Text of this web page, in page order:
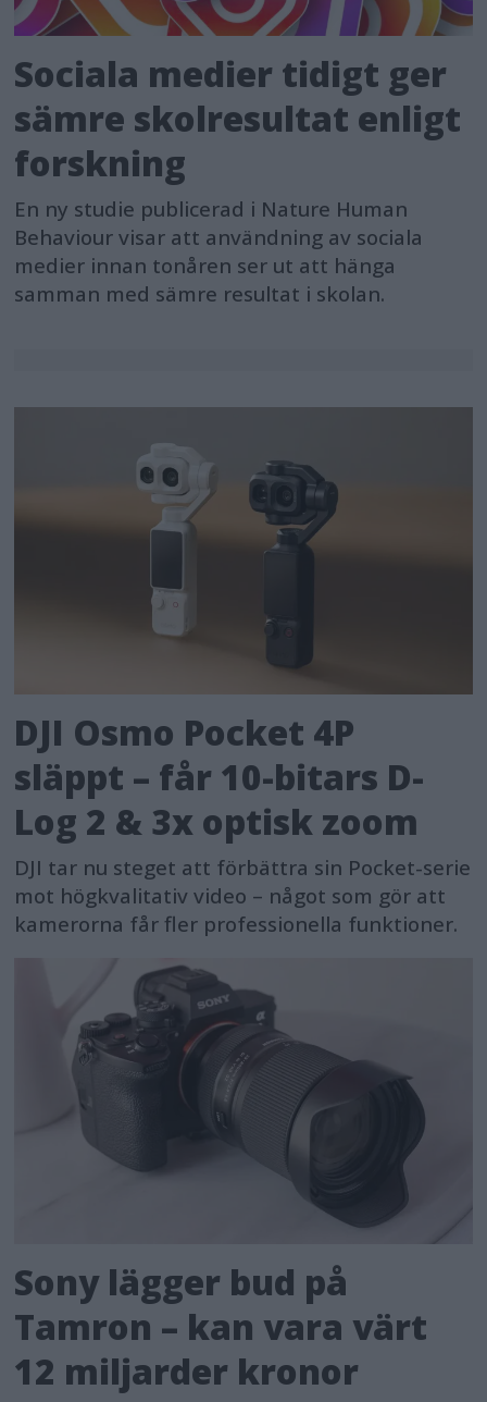
Sociala medier tidigt ger
sämre skolresultat enligt
forskning
En ny studie publicerad i Nature Human
Behaviour visar att användning av sociala
medier innan tonåren ser ut att hänga
samman med sämre resultat i skolan.
DJI Osmo Pocket 4P
släppt – får 10-bitars D-
Log 2 & 3x optisk zoom
DJI tar nu steget att förbättra sin Pocket-serie
mot högkvalitativ video – något som gör att
kamerorna får fler professionella funktioner.
Sony lägger bud på
Tamron – kan vara värt
12 miljarder kronor